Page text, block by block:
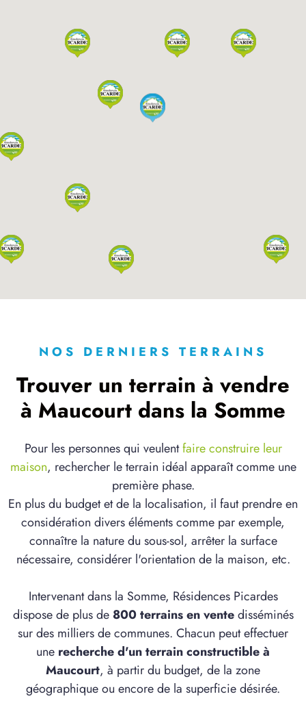
NOS DERNIERS TERRAINS
Trouver un terrain à vendre
à Maucourt dans la Somme
Pour les personnes qui veulentfaire construire leur
maison, rechercher le terrain idéal apparaît comme une
première phase.
En plus du budget et de la localisation, il faut prendre en
considération divers éléments comme par exemple,
connaître la nature du sous-sol, arrêter la surface
nécessaire, considérer l'orientation de la maison, etc.
Intervenant dans la Somme, Résidences Picardes
dispose de plus de 800 terrains en ventedisséminés
sur des milliers de communes. Chacun peut effectuer
une recherche d'un terrain constructible à
Maucourt, à partir du budget, de la zone
géographique ou encore de la superficie désirée.